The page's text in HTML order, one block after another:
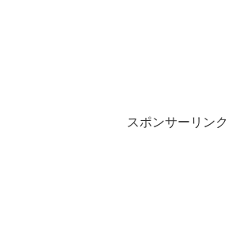
スポンサーリンク